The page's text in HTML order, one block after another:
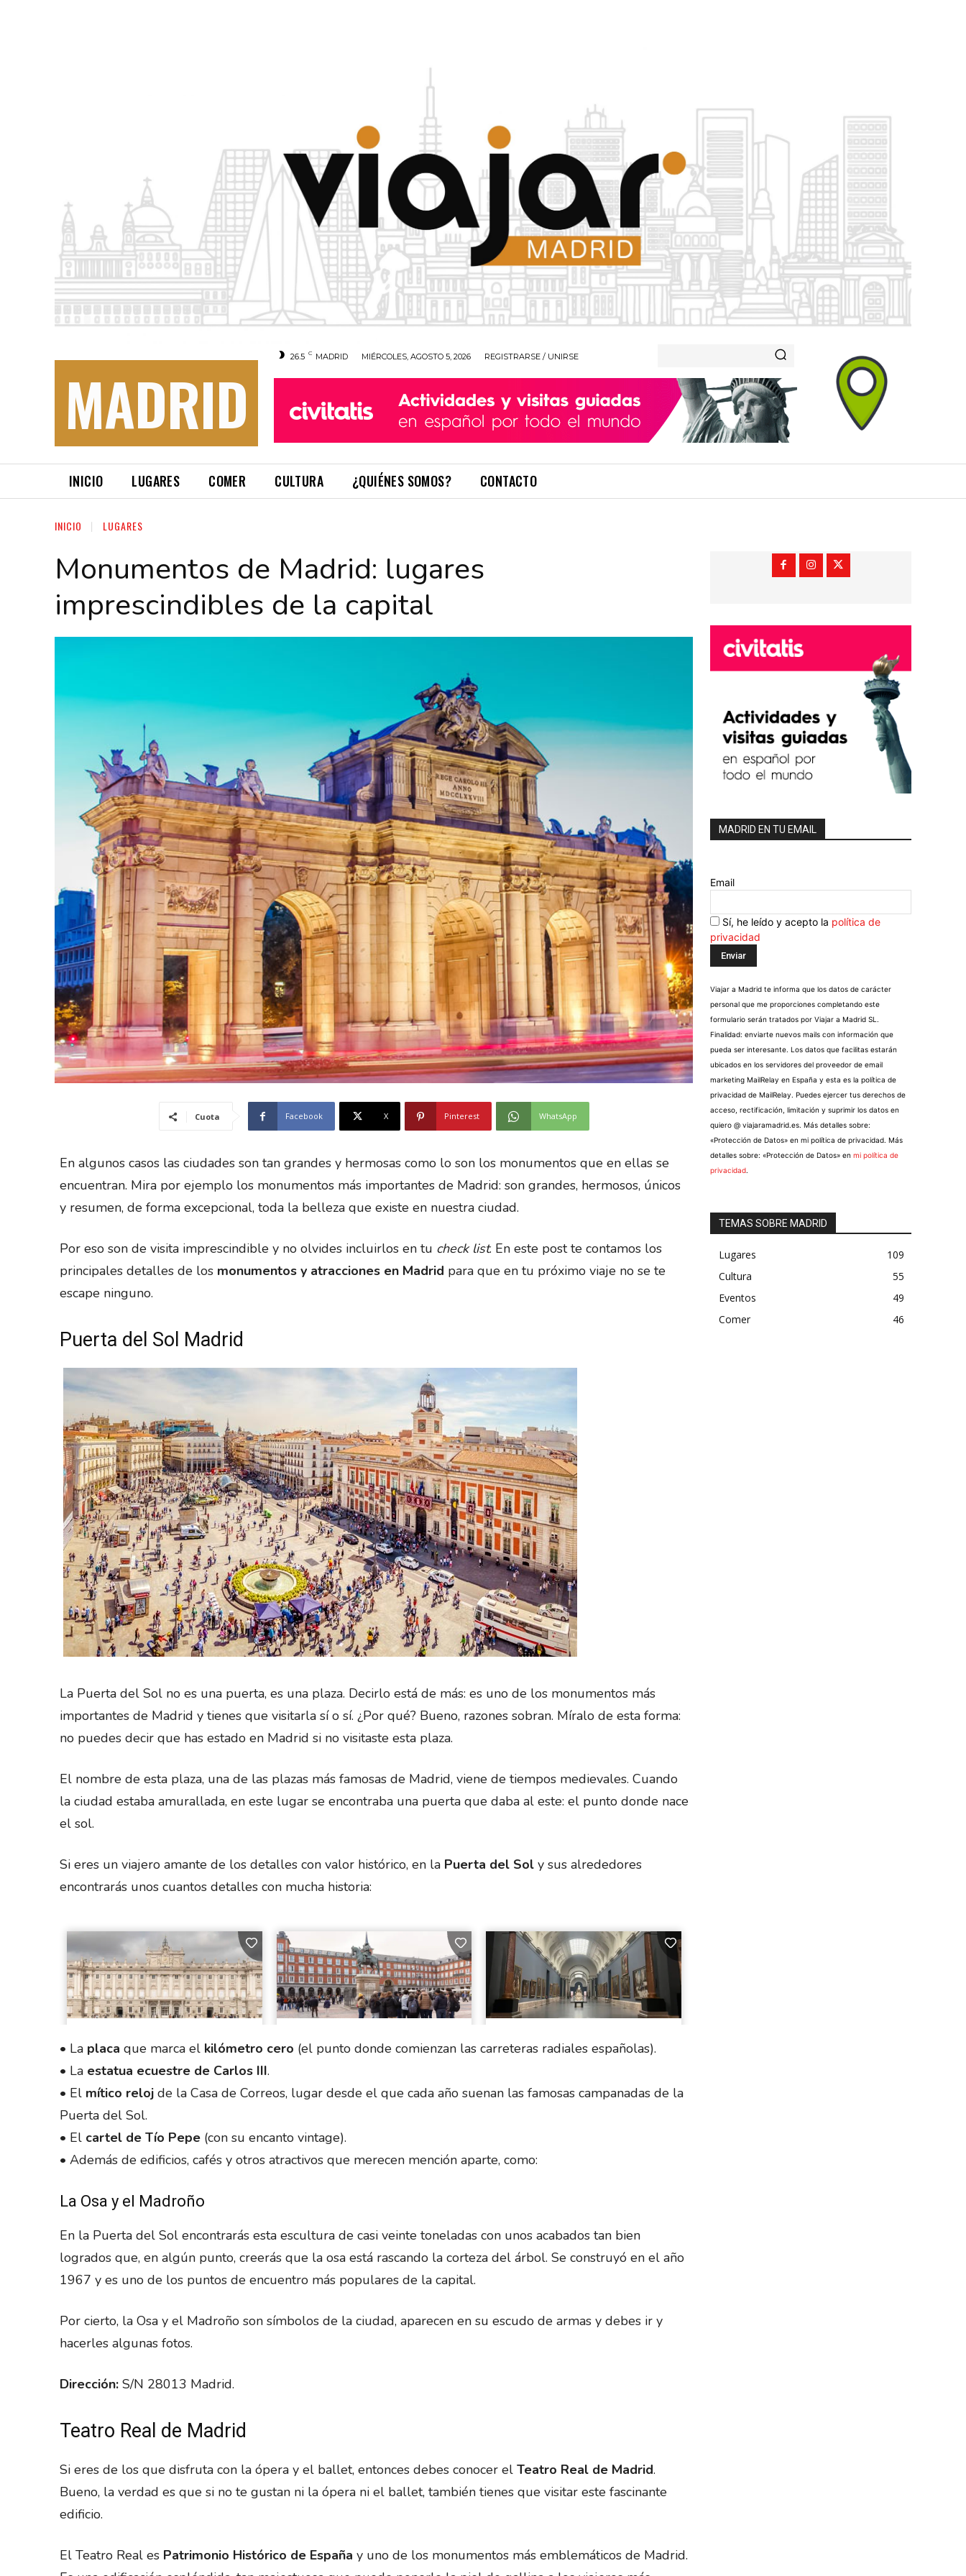
MADRID
26.5 C MADRID MIÉRCOLES, AGOSTO 5, 2026 REGISTRARSE / UNIRSE
INICIO LUGARES COMER CULTURA ¿QUIÉNES SOMOS? CONTACTO
INICIO LUGARES
Monumentos de Madrid: lugares
imprescindibles de la capital
Cuota Facebook X Pinterest WhatsApp
En algunos casos las ciudades son tan grandes y hermosas como lo son los monumentos que en ellas se
encuentran. Mira por ejemplo los monumentos más importantes de Madrid: son grandes, hermosos, únicos
y resumen, de forma excepcional, toda la belleza que existe en nuestra ciudad.
Por eso son de visita imprescindible y no olvides incluirlos en tu check list. En este post te contamos los
principales detalles de los monumentos y atracciones en Madrid para que en tu próximo viaje no se te
escape ninguno.
Puerta del Sol Madrid
La Puerta del Sol no es una puerta, es una plaza. Decirlo está de más: es uno de los monumentos más
importantes de Madrid y tienes que visitarla sí o sí. ¿Por qué? Bueno, razones sobran. Míralo de esta forma:
no puedes decir que has estado en Madrid si no visitaste esta plaza.
El nombre de esta plaza, una de las plazas más famosas de Madrid, viene de tiempos medievales. Cuando
la ciudad estaba amurallada, en este lugar se encontraba una puerta que daba al este: el punto donde nace
el sol.
Si eres un viajero amante de los detalles con valor histórico, en la Puerta del Soly sus alrededores
encontrarás unos cuantos detalles con mucha historia:
• La placa que marca el kilómetro cero (el punto donde comienzan las carreteras radiales españolas).
• La estatua ecuestre de Carlos III.
• El mítico relojde la Casa de Correos, lugar desde el que cada año suenan las famosas campanadas de la
Puerta del Sol.
• El cartel de Tío Pepe(con su encanto vintage).
• Además de edificios, cafés y otros atractivos que merecen mención aparte, como:
La Osa y el Madroño
En la Puerta del Sol encontrarás esta escultura de casi veinte toneladas con unos acabados tan bien
logrados que, en algún punto, creerás que la osa está rascando la corteza del árbol. Se construyó en el año
1967 y es uno de los puntos de encuentro más populares de la capital.
Por cierto, la Osa y el Madroño son símbolos de la ciudad, aparecen en su escudo de armas y debes ir y
hacerles algunas fotos.
Dirección:S/N 28013 Madrid.
Teatro Real de Madrid
Si eres de los que disfruta con la ópera y el ballet, entonces debes conocer el Teatro Real de Madrid.
Bueno, la verdad es que si no te gustan ni la ópera ni el ballet, también tienes que visitar este fascinante
edificio.
El Teatro Real es Patrimonio Histórico de España y uno de los monumentos más emblemáticos de Madrid.
MADRID EN TU EMAIL
Email
Sí, he leído y acepto la política de
privacidad
Viajar a Madrid te informa que los datos de carácter
personal que me proporciones completando este
formulario serán tratados por Viajar a Madrid SL.
Finalidad: enviarte nuevos mails con información que
pueda ser interesante. Los datos que facilitas estarán
ubicados en los servidores del proveedor de email
marketing MailRelay en España y esta es la política de
privacidad de MailRelay. Puedes ejercer tus derechos de
acceso, rectificación, limitación y suprimir los datos en
quiero @ viajaramadrid.es. Más detalles sobre:
«Protección de Datos» en mi política de privacidad. Más
detalles sobre: «Protección de Datos» en mi política de
privacidad.
TEMAS SOBRE MADRID
Lugares
109
Cultura
55
Eventos
49
Comer
46